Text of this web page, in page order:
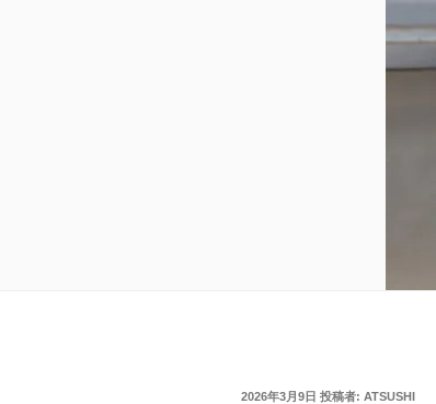
投
2026年3月9日 投稿者: ATSUSHI